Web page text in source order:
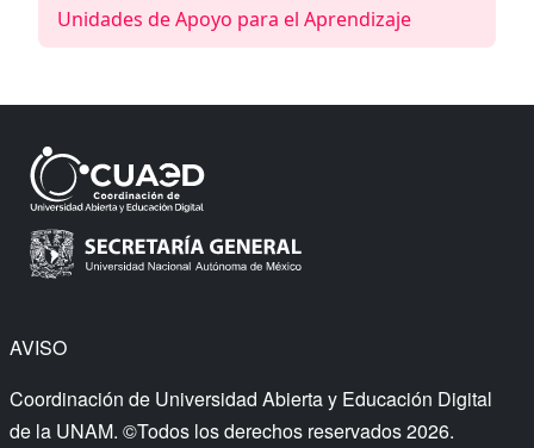
Unidades de Apoyo para el Aprendizaje
AVISO
Coordinación de Universidad Abierta y Educación Digital
de la UNAM. ©Todos los derechos reservados 2026.